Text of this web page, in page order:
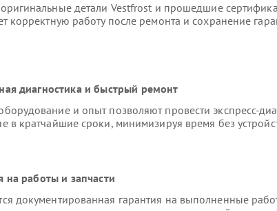
детали Vestfrost и прошедшие
корректную работу после ремонта и сохранение
диагностика и быстрый ремонт
и опыт позволяют провести экспресс-
в кратчайшие сроки, минимизируя время без
на работы и запчасти
документированная гарантия на выполненные